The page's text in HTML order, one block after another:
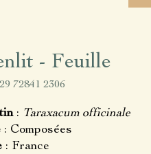
- Feuille
72841 2306
: Taraxacum officinale
: Composées
: France